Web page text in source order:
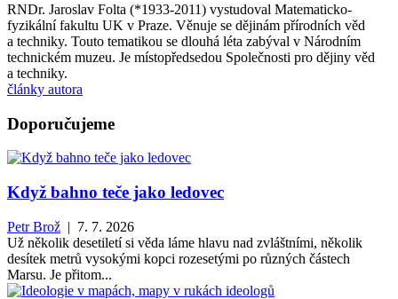
RNDr. Jaroslav Folta (*1933-2011) vystudoval Matematicko-
fyzikální fakultu UK v Praze. Věnuje se dějinám přírodních věd
a techniky. Touto tematikou se dlouhá léta zabýval v Národním
technickém muzeu. Je místopředsedou Společnosti pro dějiny věd
a techniky.
články autora
Doporučujeme
Když bahno teče jako ledovec
Petr Brož | 7. 7. 2026
Už několik desetiletí si věda láme hlavu nad zvláštními, několik
desítek metrů vysokými kopci rozesetými po různých částech
Marsu. Je přitom...